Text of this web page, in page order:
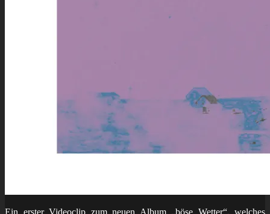
Ein erster Videoclip zum neuen Album „böse Wetter“, welches